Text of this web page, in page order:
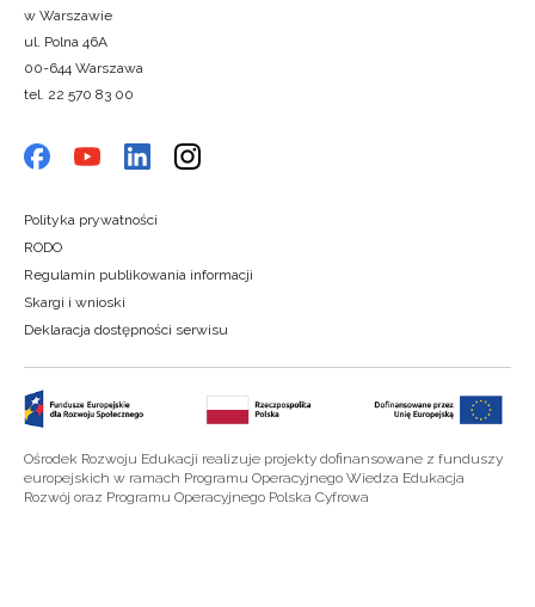
w Warszawie
ul. Polna 46A
00-644 Warszawa
tel. 22 570 83 00
Polityka prywatności
RODO
Regulamin publikowania informacji
Skargi i wnioski
Deklaracja dostępności serwisu
Ośrodek Rozwoju Edukacji realizuje projekty dofinansowane z funduszy
europejskich w ramach Programu Operacyjnego Wiedza Edukacja
Rozwój oraz Programu Operacyjnego Polska Cyfrowa